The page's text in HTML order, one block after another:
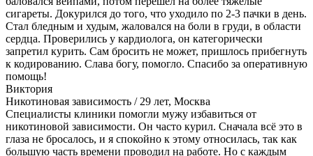
сигареты. Докурился до того, что уходило по 2-3 пачки в день.
Стал бледным и худым, жаловался на боли в груди, в области
сердца. Проверились у кардиолога, он категорически
запретил курить. Сам бросить не может, пришлось прибегнуть
к кодированию. Слава богу, помогло. Спасибо за оперативную
помощь!
Виктория
Никотиновая зависимость / 29 лет, Москва
Специалисты клиники помогли мужу избавиться от
никотиновой зависимости. Он часто курил. Сначала всё это в
глаза не бросалось, и я спокойно к этому относилась, так как
большую часть времени проводил на работе. Но с каждым